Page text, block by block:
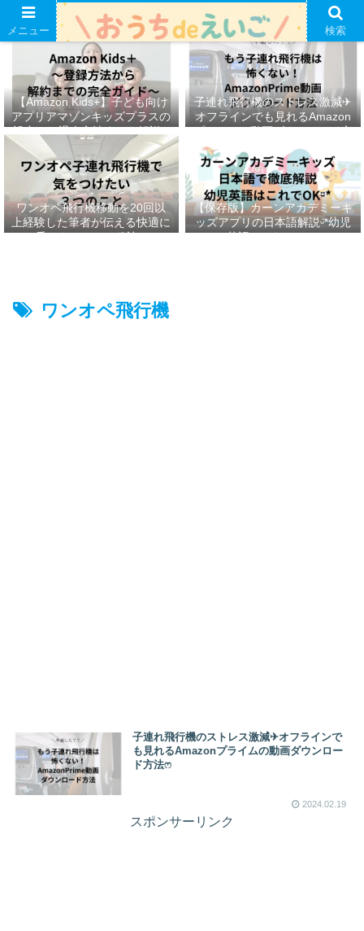
【Amazon Kids+】子ども向け
アプリアマゾンキッズプラスの
設定から退会方法までを解説ᵕ̈*
子連れ飛行機のストレス激減✈︎
オフラインでも見れるAmazon
プライムの動画ダウンロード方
ワンオペ飛行機移動を20回以
上経験した筆者が伝える快適に
乗りきるための秘訣ᵕ̈*
【保存版】カーンアカデミーキ
ッズアプリの日本語解説ᵕ̈*幼児
英語はこれでOKᵕ̈*
ワンオペ飛行機
子連れ飛行機のストレス激減✈︎オフラインで
も見れるAmazonプライムの動画ダウンロー
ド方法ෆ ‬
2024.02.19
スポンサーリンク
メニュー 検索